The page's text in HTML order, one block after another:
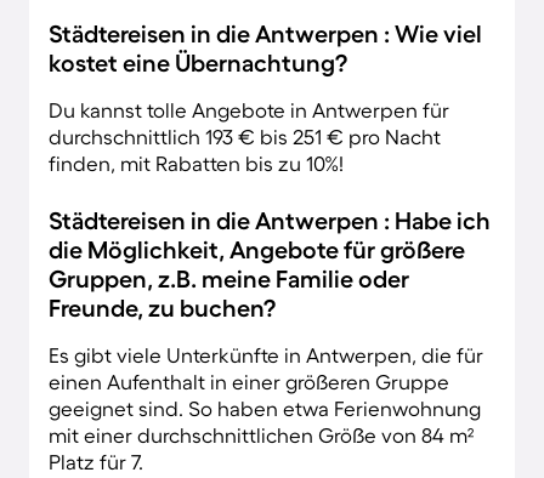
Städtereisen in die Antwerpen : Wie viel
kostet eine Übernachtung?
Du kannst tolle Angebote in Antwerpen für
durchschnittlich 193 € bis 251 € pro Nacht
finden, mit Rabatten bis zu 10%!
Städtereisen in die Antwerpen : Habe ich
die Möglichkeit, Angebote für größere
Gruppen, z.B. meine Familie oder
Freunde, zu buchen?
Es gibt viele Unterkünfte in Antwerpen, die für
einen Aufenthalt in einer größeren Gruppe
geeignet sind. So haben etwa Ferienwohnung
mit einer durchschnittlichen Größe von 84 m²
Platz für 7.